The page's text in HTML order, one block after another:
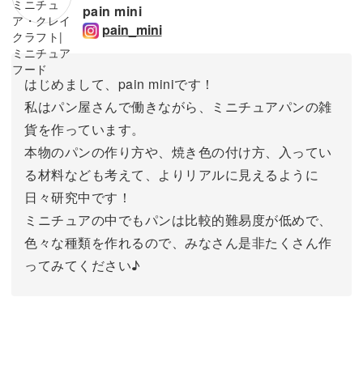
pain mini
pain_mini
はじめまして、pain miniです！
私はパン屋さんで働きながら、ミニチュアパンの雑
貨を作っています。
本物のパンの作り方や、焼き色の付け方、入ってい
る材料なども考えて、よりリアルに見えるように
日々研究中です！
ミニチュアの中でもパンは比較的難易度が低めで、
色々な種類を作れるので、みなさん是非たくさん作
ってみてください♪